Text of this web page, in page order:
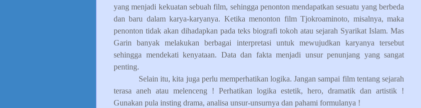
yang menjadi kekuatan sebuah film, sehingga penonton mendapatkan sesuatu yang berbeda
dan baru dalam karya-karyanya. Ketika menonton film Tjokroaminoto, misalnya, maka
penonton tidak akan dihadapkan pada teks biografi tokoh atau sejarah Syarikat Islam. Mas
Garin banyak melakukan berbagai interpretasi untuk mewujudkan karyanya tersebut
sehingga mendekati kenyataan. Data dan fakta menjadi unsur penunjang yang sangat
penting.
Selain itu, kita juga perlu memperhatikan logika. Jangan sampai film tentang sejarah
terasa aneh atau melenceng ! Perhatikan logika estetik, hero, dramatik dan artistik !
Gunakan pula insting drama, analisa unsur-unsurnya dan pahami formulanya !